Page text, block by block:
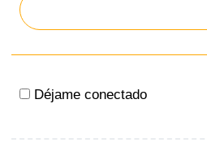
Déjame conectado